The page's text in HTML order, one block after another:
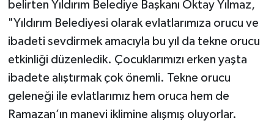
belirten Yıldırım Belediye Başkanı Oktay Yılmaz,
"Yıldırım Belediyesi olarak evlatlarımıza orucu ve
ibadeti sevdirmek amacıyla bu yıl da tekne orucu
etkinliği düzenledik. Çocuklarımızı erken yaşta
ibadete alıştırmak çok önemli. Tekne orucu
geleneği ile evlatlarımız hem oruca hem de
Ramazan’ın manevi iklimine alışmış oluyorlar.